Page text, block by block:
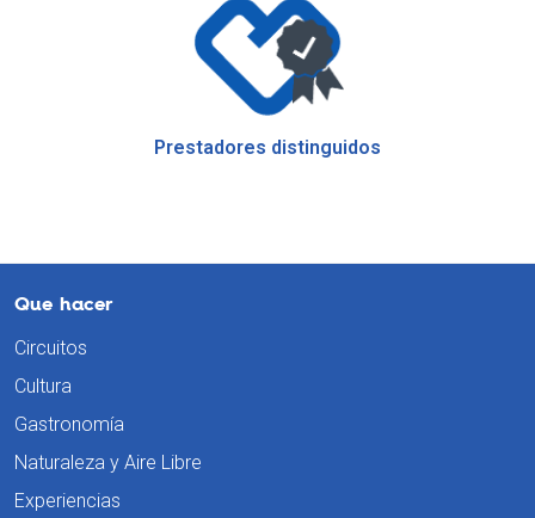
Prestadores distinguidos
Que hacer
Circuitos
Cultura
Gastronomía
Naturaleza y Aire Libre
Experiencias